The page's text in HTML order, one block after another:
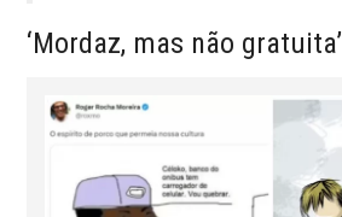
‘Mordaz, mas não gratuita’